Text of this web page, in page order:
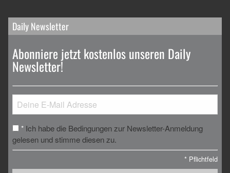
Daily Newsletter
Abonniere jetzt kostenlos unseren Daily
Newsletter!
* Ich habe die Bedingungen zur Newsletter-Anmeldung
gelesen und stimme diesen zu.
* Pflichtfeld